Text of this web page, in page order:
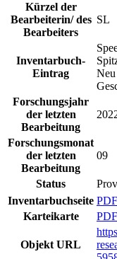
Kürzel der
Bearbeiterin/ des
Bearbeiters
SL
Inventarbuch-
Eintrag
Forschungsjahr
der letzten
Bearbeitung
Forschungsmonat
der letzten
Bearbeitung
09
Status
Inventarbuchseite PDF
Karteikarte
PDF
Objekt URL